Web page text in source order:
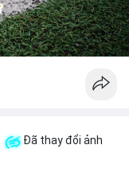
Đã thay đổi ảnh